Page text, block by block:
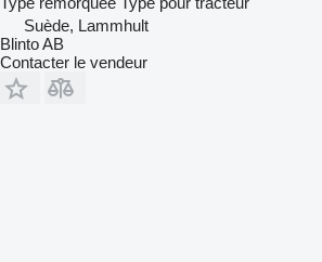
Suède, Lammhult
Blinto AB
Contacter le vendeur